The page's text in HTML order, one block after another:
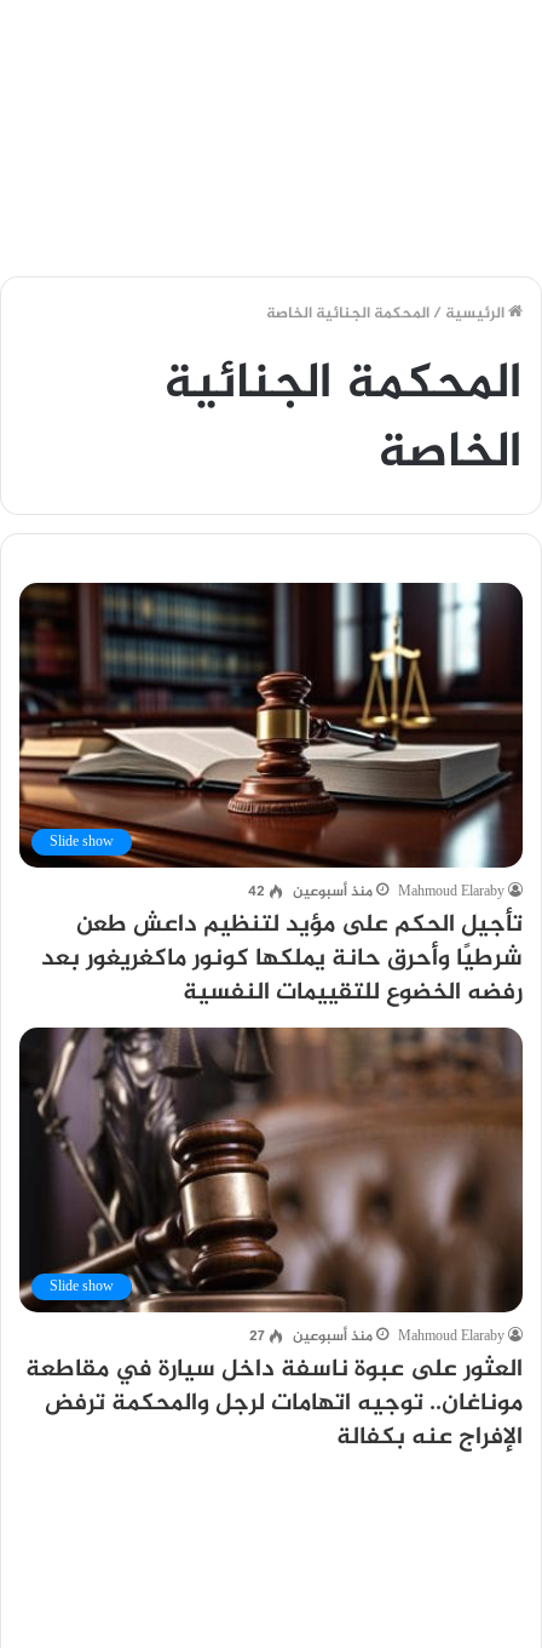
الرئيسية /المحكمة الجنائية الخاصة
المحكمة الجنائية
الخاصة
Slide show
Mahmoud Elaraby منذ أسبوعين 42
تأجيل الحكم على مؤيد لتنظيم داعش طعن
شرطيًا وأحرق حانة يملكها كونور ماكغريغور بعد
رفضه الخضوع للتقييمات النفسية
Slide show
Mahmoud Elaraby منذ أسبوعين 27
العثور على عبوة ناسفة داخل سيارة في مقاطعة
موناغان.. توجيه اتهامات لرجل والمحكمة ترفض
الإفراج عنه بكفالة